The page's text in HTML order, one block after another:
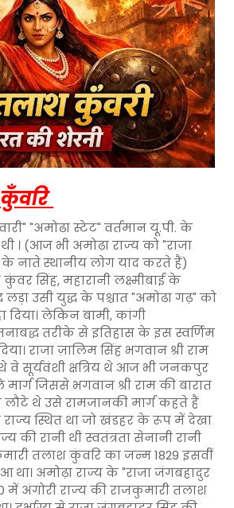
"अमोढा स्टेट" वर्तमान यू.पी. के
। (आज भी अमोढ़ा राज्य को "राजा
नाते स्थानीय लोग याद करते हैं)
कुंवर सिंह, महारानी लक्ष्मीबाई के
उसी युद्ध के पश्चात "अमोढा गढ़" को
दिया। लेकिन बामी, कांगी
तरीके से इतिहास के इस स्वर्णिम
राजा ज़ालिम सिंह भगवान श्री राम
सूर्यवंशी क्षत्रिय थे आज भी जनकपुर
जिससे भगवान श्री राम की बारात
लौटे थे उसे रामजानकी मार्ग कहते हैं
राज्य स्थित था जो खंडहर के रूप में देखा
की रानी थी स्वतंत्रता सेनानी रानी
तलाश कुंवरि का जन्म 1829 इसवीं
था। अमोढ़ा राज्य के "राजा जंगबहादुर
में अंगोरी राज्य की राजकुमारी तलाश